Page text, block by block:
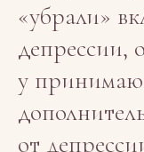
«убрали»
депрессии,
у
от